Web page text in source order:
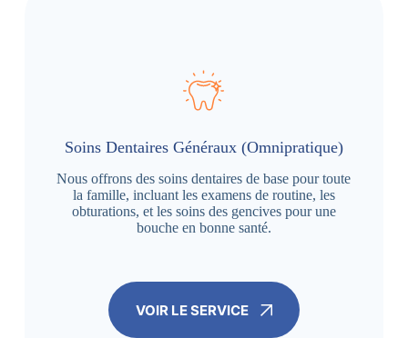
Soins Dentaires Généraux (Omnipratique)
Nous offrons des soins dentaires de base pour toute
la famille, incluant les examens de routine, les
obturations, et les soins des gencives pour une
bouche en bonne santé.
VOIR LE SERVICE